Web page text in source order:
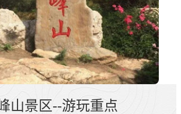
山景区--游玩重点